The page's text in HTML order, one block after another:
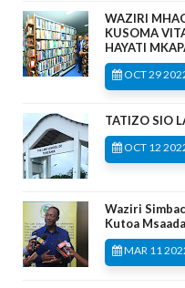
WAZIRI
KUSOMA
HAYATI
OCT 29
TATIZO SIO
OCT 12
Waziri
Kutoa
MAR 11